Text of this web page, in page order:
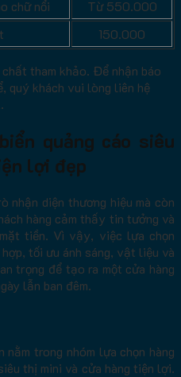
chữ nổi
Từ 550.000
150.000
tham khảo. Để nhận báo
quý khách vui lòng liên hệ
quảng cáo siêu
lợi đẹp
nhận diện thương hiệu mà còn
hàng cảm thấy tin tưởng và
tiền. Vì vậy, việc lựa chọn
hợp, tối ưu ánh sáng, vật liệu và
trọng để tạo ra một cửa hàng
lẫn ban đêm.
nằm trong nhóm lựa chọn hàng
thị mini và cửa hàng tiện lợi.